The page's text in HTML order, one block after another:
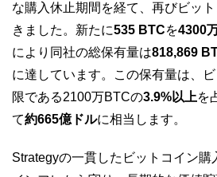
な購入休止期間を経て、再びビッ
きました。新たに535 BTCを4300
により同社の総保有量は818,869
に達しています。この保有量は、
限である2100万BTCの3.9%以上を
て約665億ドルに相当します。
Strategyの一貫したビットコイン購